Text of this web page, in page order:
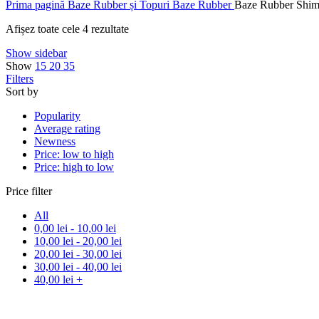
Prima pagină Baze Rubber și Topuri Baze RubberBaze Rubber
Afișez toate cele 4 rezultate
Show sidebar
Show 15 20 35
Filters
Sort by
Popularity
Average rating
Newness
Price: low to high
Price: high to low
Price filter
All
0,00 lei - 10,00 lei
10,00 lei - 20,00 lei
20,00 lei - 30,00 lei
30,00 lei - 40,00 lei
40,00 lei +